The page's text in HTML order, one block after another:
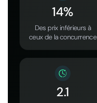
14%
Des prix inférieurs à
ceux de la concurrence
2.1